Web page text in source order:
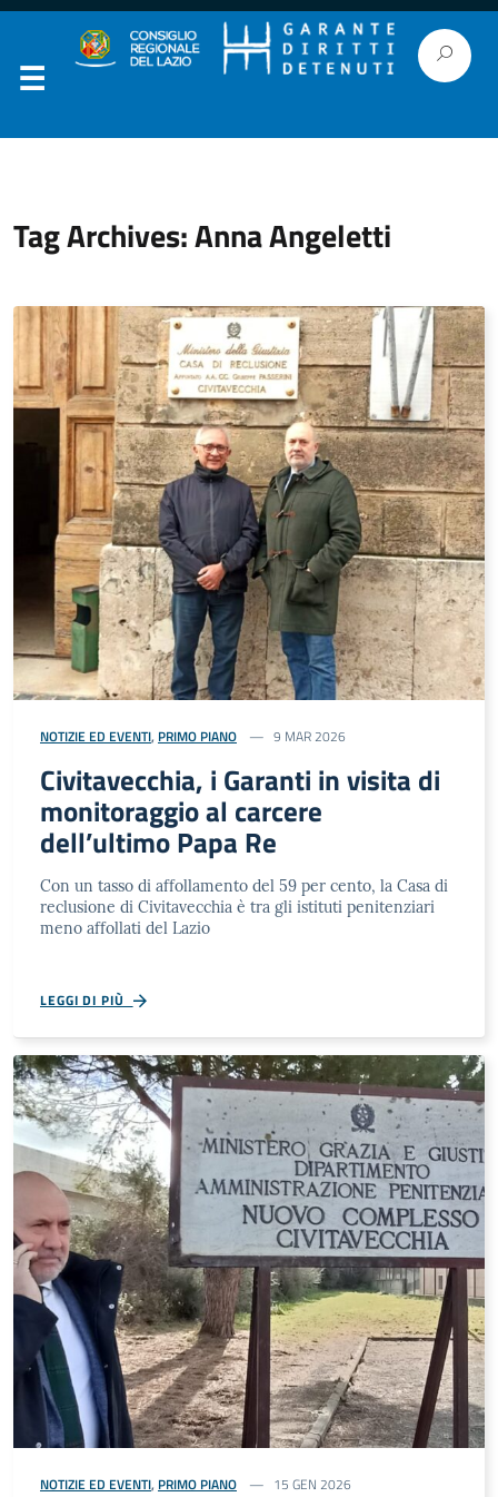
Tag Archives: Anna Angeletti
NOTIZIE ED EVENTI, PRIMO PIANO 9 MAR 2026
Civitavecchia, i Garanti in visita di
monitoraggio al carcere
dell’ultimo Papa Re
Con un tasso di affollamento del 59 per cento, la Casa di
reclusione di Civitavecchia è tra gli istituti penitenziari
meno affollati del Lazio
LEGGI DI PIÙ
NOTIZIE ED EVENTI, PRIMO PIANO 15 GEN 2026